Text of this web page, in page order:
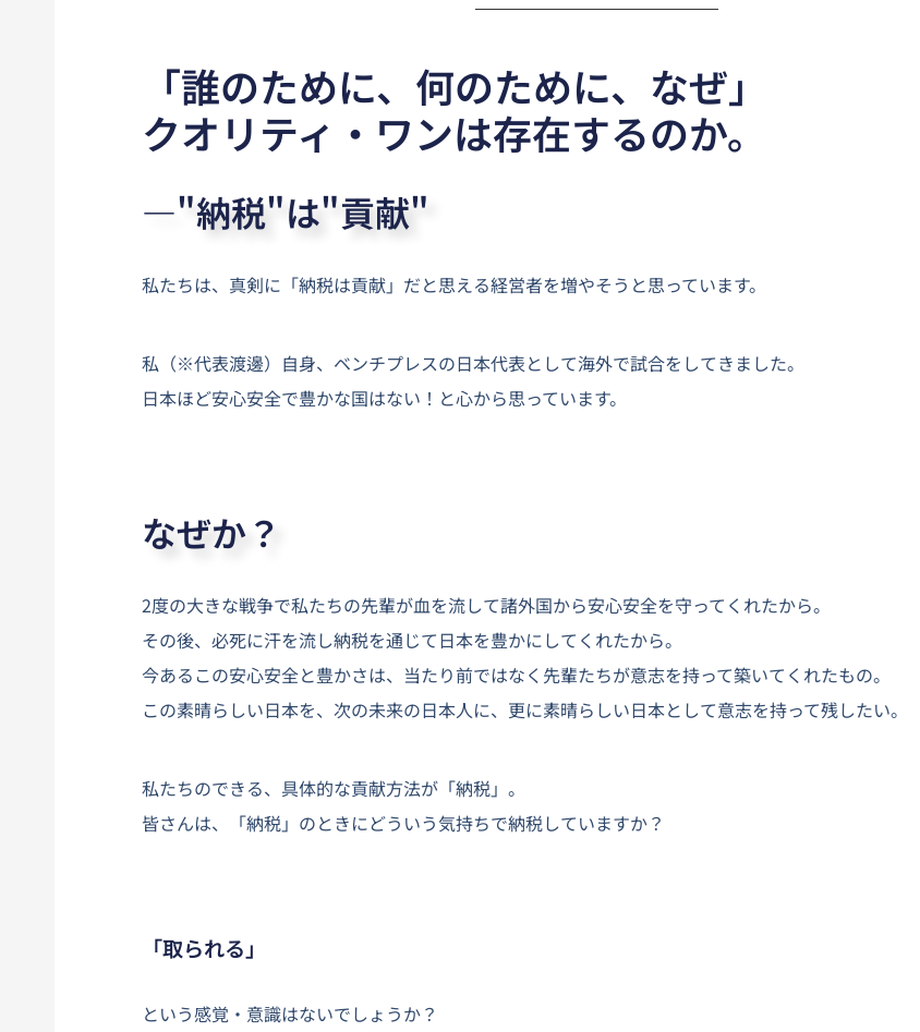
「誰のために、何のために、なぜ」
クオリティ・ワンは存在するのか。
―"納税"は"貢献"
私たちは、真剣に「納税は貢献」だと思える経営者を増やそうと思っています。
私（※代表渡邊）自身、ベンチプレスの日本代表として海外で試合をしてきました。
日本ほど安心安全で豊かな国はない！と心から思っています。
なぜか？
2度の大きな戦争で私たちの先輩が血を流して諸外国から安心安全を守ってくれたから。
その後、必死に汗を流し納税を通じて日本を豊かにしてくれたから。
今あるこの安心安全と豊かさは、当たり前ではなく先輩たちが意志を持って築いてくれたもの。
この素晴らしい日本を、次の未来の日本人に、更に素晴らしい日本として意志を持って残したい。
私たちのできる、具体的な貢献方法が「納税」。
皆さんは、「納税」のときにどういう気持ちで納税していますか？
「取られる」
という感覚・意識はないでしょうか？